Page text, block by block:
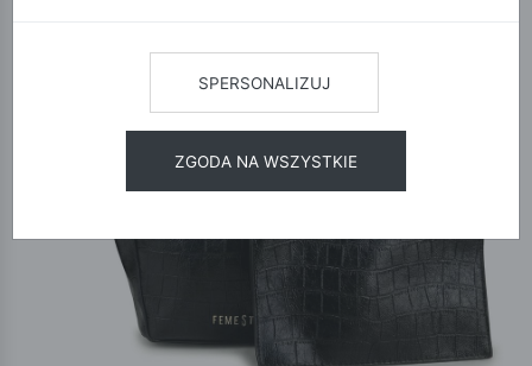
SPERSONALIZUJ
ZGODA NA WSZYSTKIE